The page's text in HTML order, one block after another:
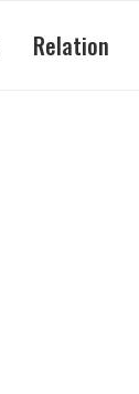
Relation